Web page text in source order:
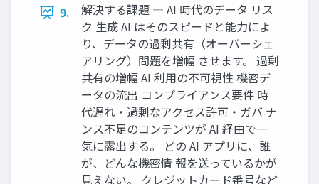
9.
解決する課題 ― AI 時代のデータ リス
ク 生成 AI はそのスピードと能力によ
り、データの過剰共有（オーバーシェ
アリング）問題を増幅 させます。 過剰
共有の増幅 AI 利用の不可視性 機密デ
ータの流出 コンプライアンス要件 時
代遅れ・過剰なアクセス許可・ガバ ナ
ンス不足のコンテンツが AI 経由で一
気に露出する。 どの AI アプリに、誰
が、どんな機密情 報を送っているかが
見えない。 クレジットカード番号など